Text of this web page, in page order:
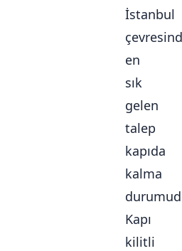
İstanbul
en
sık
gelen
talep
kapıda
kalma
Kapı
kilitli